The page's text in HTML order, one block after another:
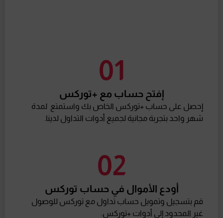
01
إفتح حساب مع +توركس
إحصل على حساب +توركس الخاص بك واستمتع لمدة
شهر واحد بتجربة مجانية لجميع أدوات التداول لدينا.
02
أودع الأموال في حساب توركس
قم بتسجيل وتمويل حساب تداول مع توركس للوصول
غير المحدود إلى أدوات +توركس.